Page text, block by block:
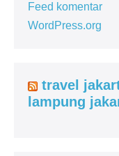
Feed komentar
WordPress.org
travel
lampung